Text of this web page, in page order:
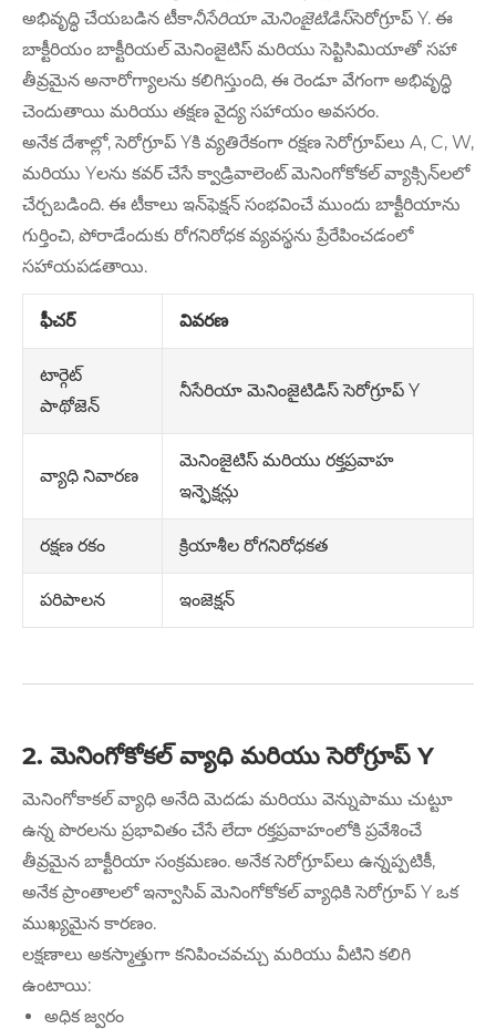
అభివృద్ధి చేయబడిన టీకానీసేరియా మెనింజైటిడిస్సెరోగ్రూప్ Y. ఈ
బాక్టీరియం బాక్టీరియల్ మెనింజైటిస్ మరియు సెప్టిసిమియాతో సహా
తీవ్రమైన అనారోగ్యాలను కలిగిస్తుంది, ఈ రెండూ వేగంగా అభివృద్ధి
చెందుతాయి మరియు తక్షణ వైద్య సహాయం అవసరం.
అనేక దేశాల్లో, సెరోగ్రూప్ Yకి వ్యతిరేకంగా రక్షణ సెరోగ్రూప్‌లు A, C, W,
మరియు Yలను కవర్ చేసే క్వాడ్రివాలెంట్ మెనింగోకోకల్ వ్యాక్సిన్‌లలో
చేర్చబడింది. ఈ టీకాలు ఇన్‌ఫెక్షన్ సంభవించే ముందు బాక్టీరియాను
గుర్తించి, పోరాడేందుకు రోగనిరోధక వ్యవస్థను ప్రేరేపించడంలో
సహాయపడతాయి.
ఫీచర్ వివరణ
టార్గెట్
పాథోజెన్
నీసేరియా మెనింజైటిడిస్ సెరోగ్రూప్ Y
వ్యాధి నివారణ
మెనింజైటిస్ మరియు రక్తప్రవాహ
ఇన్ఫెక్షన్లు
రక్షణ రకం క్రియాశీల రోగనిరోధకత
పరిపాలన ఇంజెక్షన్
2. మెనింగోకోకల్ వ్యాధి మరియు సెరోగ్రూప్ Y
మెనింగోకాకల్ వ్యాధి అనేది మెదడు మరియు వెన్నుపాము చుట్టూ
ఉన్న పొరలను ప్రభావితం చేసే లేదా రక్తప్రవాహంలోకి ప్రవేశించే
తీవ్రమైన బాక్టీరియా సంక్రమణం. అనేక సెరోగ్రూప్‌లు ఉన్నప్పటికీ,
అనేక ప్రాంతాలలో ఇన్వాసివ్ మెనింగోకోకల్ వ్యాధికి సెరోగ్రూప్ Y ఒక
ముఖ్యమైన కారణం.
లక్షణాలు అకస్మాత్తుగా కనిపించవచ్చు మరియు వీటిని కలిగి
ఉంటాయి:
అధిక జ్వరం